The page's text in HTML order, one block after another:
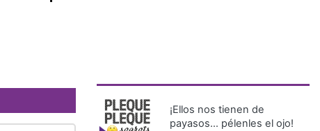
¡Ellos nos tienen de
payasos… pélenles el ojo!